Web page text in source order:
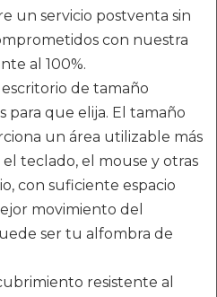
un servicio postventa sin
con nuestra
al 100%.
de tamaño
para que elija. El tamaño
un área utilizable más
teclado, el mouse y otras
con suficiente espacio
movimiento del
ser tu alfombra de
resistente al